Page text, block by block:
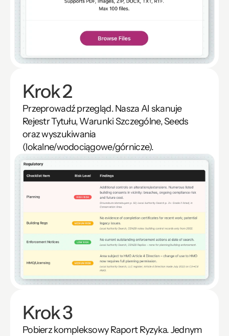
Krok 2
Przeprowadź przegląd. Nasza AI skanuje
Rejestr Tytułu, Warunki Szczególne, Seeds
oraz wyszukiwania
(lokalne/wodociągowe/górnicze).
Krok 3
Pobierz kompleksowy Raport Ryzyka. Jednym